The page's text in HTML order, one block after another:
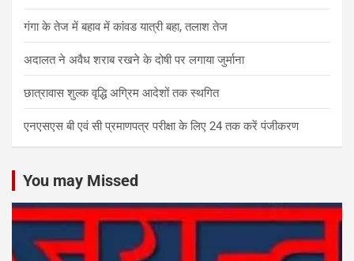
गंगा के तेज में बहाव में कांवड यात्री बहा, तलाश तेज
अदालत ने अवैध शराब रखने के दोषी पर लगाया जुर्माना
छात्रावास शुल्क वृद्धि अग्रिम आदेशों तक स्थगित
एनएसएस बी एवं सी प्रमाणपत्र परीक्षा के लिए 24 तक करें पंजीकरण
You may Missed